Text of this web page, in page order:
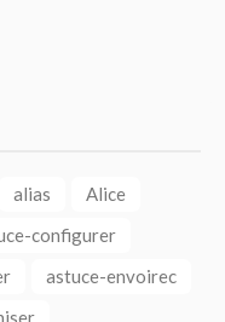
alias
Alice
configurer
astuce-envoirec